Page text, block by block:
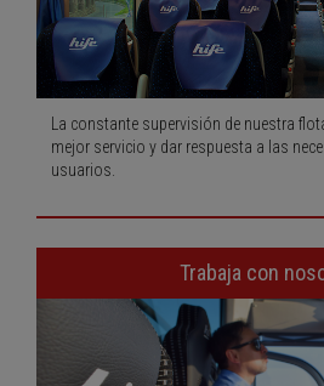
La constante supervisión de nuestra
mejor servicio y dar respuesta a las
usuarios.
Trabaja con